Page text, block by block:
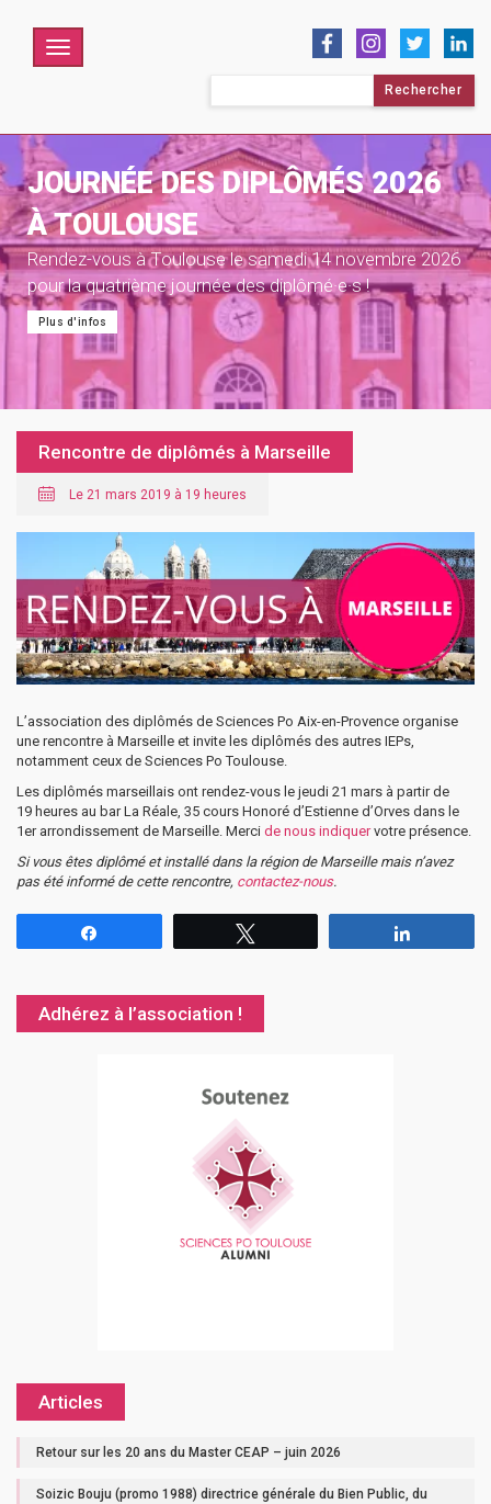
Menu
JOURNÉE DES DIPLÔMÉS 2026
À TOULOUSE
Rendez-vous à Toulouse le samedi 14 novembre 2026
pour la quatrième journée des diplômé·e·s !
Plus d'infos
Rencontre de diplômés à Marseille
Le 21 mars 2019 à 19 heures
L’association des diplômés de Sciences Po Aix-en-Provence organise
une rencontre à Marseille et invite les diplômés des autres IEPs,
notamment ceux de Sciences Po Toulouse.
Les diplômés marseillais ont rendez-vous le jeudi 21 mars à partir de
19 heures au bar La Réale, 35 cours Honoré d’Estienne d’Orves dans le
1er arrondissement de Marseille. Merci de nous indiquervotre présence.
Si vous êtes diplômé et installé dans la région de Marseille mais n’avez
pas été informé de cette rencontre, contactez-nous.
Adhérez à l’association !
Articles
Retour sur les 20 ans du Master CEAP – juin 2026
Soizic Bouju (promo 1988) directrice générale du Bien Public, du